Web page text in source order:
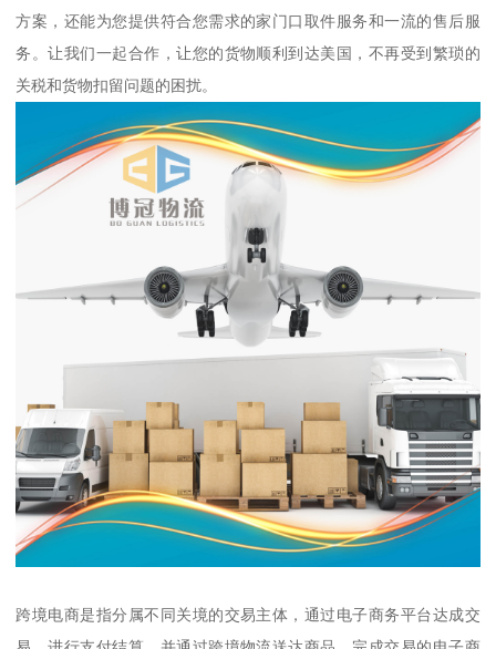
方案，还能为您提供符合您需求的家门口取件服务和一流的售后服
务。让我们一起合作，让您的货物顺利到达美国，不再受到繁琐的
关税和货物扣留问题的困扰。
跨境电商是指分属不同关境的交易主体，通过电子商务平台达成交